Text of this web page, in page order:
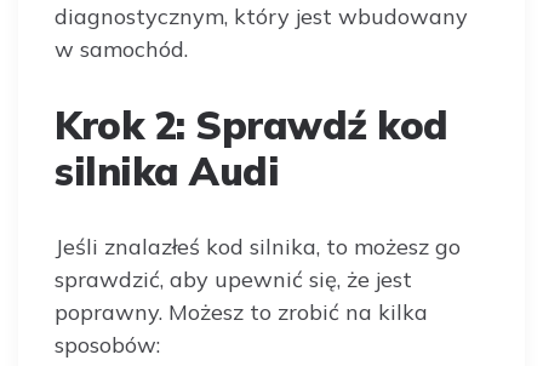
diagnostycznym, który jest wbudowany
w samochód.
Krok 2: Sprawdź kod
silnika Audi
Jeśli znalazłeś kod silnika, to możesz go
sprawdzić, aby upewnić się, że jest
poprawny. Możesz to zrobić na kilka
sposobów: